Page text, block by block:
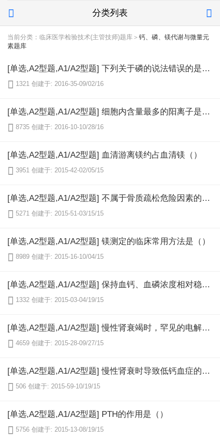
 分类列表 
当前分类：临床医学检验技术(主管技师)题库＞ 钙、磷、镁代谢与微量元
素题库
[单选,A2型题,A1/A2型题] 下列关于磷的说法错误的是（）
 1321 创建于: 2016-35-09/02/16
[单选,A2型题,A1/A2型题] 细胞内含量最多的阳离子是（）
 8735 创建于: 2016-10-10/28/16
[单选,A2型题,A1/A2型题] 血清游离镁约占血清镁（）
 3951 创建于: 2015-42-02/05/15
[单选,A2型题,A1/A2型题] 不属于骨质疏松危险因素的是（）
 5271 创建于: 2015-51-03/15/15
[单选,A2型题,A1/A2型题] 镁测定的临床常用方法是（）
 8989 创建于: 2015-16-10/04/15
[单选,A2型题,A1/A2型题] 保持血钙、血磷浓度相对稳定的三种物质（）
 1332 创建于: 2015-03-04/19/15
[单选,A2型题,A1/A2型题] 慢性肾衰竭时，罕见的电解质紊乱是（）
 4659 创建于: 2015-28-09/27/15
[单选,A2型题,A1/A2型题] 慢性肾衰时导致低钙血症的主要原因是（）
 506 创建于: 2015-59-10/19/15
[单选,A2型题,A1/A2型题] PTH的作用是（）
 5756 创建于: 2015-13-08/19/15